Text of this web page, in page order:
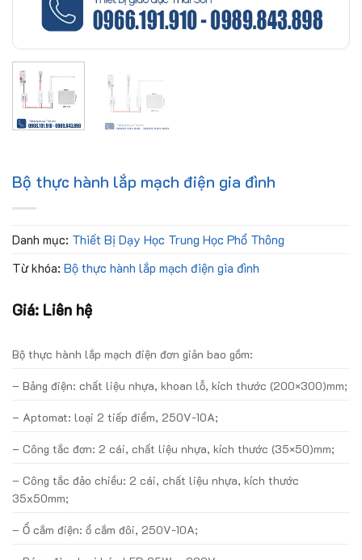
Bộ thực hành lắp mạch điện gia đình
Danh mục: Thiết Bị Dạy Học Trung Học Phổ Thông
Từ khóa: Bộ thực hành lắp mạch điện gia đình
Giá: Liên hệ
Bộ thực hành lắp mạch điện đơn giản bao gồm:
– Bảng điện: chất liệu nhựa, khoan lỗ, kích thước (200×300)mm;
– Aptomat: loại 2 tiếp điểm, 250V-10A;
– Công tắc đơn: 2 cái, chất liệu nhựa, kích thước (35×50)mm;
– Công tắc đảo chiều: 2 cái, chất liệu nhựa, kích thước
35x50mm;
– Ổ cắm điện: ổ cắm đôi, 250V-10A;